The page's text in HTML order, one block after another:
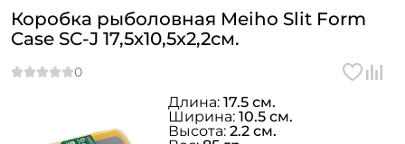
Коробка рыболовная Meiho Slit Form
Case SC-J 17,5x10,5x2,2см.
Длина: 17.5 см.
Ширина: 10.5 см.
Высота: 2.2 см.